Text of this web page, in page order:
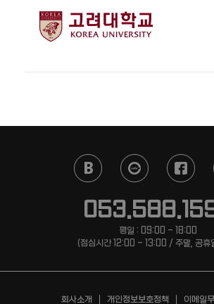
평일 : 09:00 - 18:00
(점심시간 12:00 - 13:00 / 주말, 공휴
회사소개 개인정보보호정책 이메일